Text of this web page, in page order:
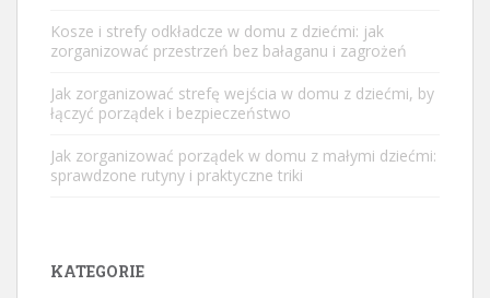
Kosze i strefy odkładcze w domu z dziećmi: jak
zorganizować przestrzeń bez bałaganu i zagrożeń
Jak zorganizować strefę wejścia w domu z dziećmi, by
łączyć porządek i bezpieczeństwo
Jak zorganizować porządek w domu z małymi dziećmi:
sprawdzone rutyny i praktyczne triki
KATEGORIE